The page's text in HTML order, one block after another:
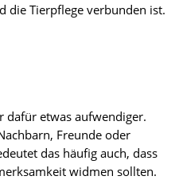
die Tierpflege verbunden ist.
dafür etwas aufwendiger.
Freunde oder
das häufig auch, dass
widmen sollten.